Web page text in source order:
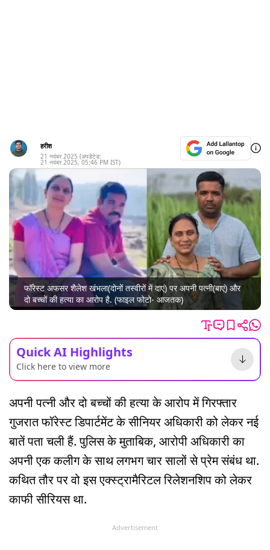
हरीश
21 नवंबर 2025 (अपडेटेड:
21 नवंबर 2025, 05:46 PM IST)
फॉरेस्ट अफसर शैलेश खंभला(दोनों तस्वीरों में दाएं) पर अपनी पत्नी(बाएं) और
दो बच्चों की हत्या का आरोप है. (फाइल फोटो- आजतक)
Quick AI Highlights
Click here to view more
अपनी पत्नी और दो बच्चों की हत्या के आरोप में गिरफ्तार
गुजरात फॉरेस्ट डिपार्टमेंट के सीनियर अधिकारी को लेकर नई
बातें पता चली हैं. पुलिस के मुताबिक, आरोपी अधिकारी का
अपनी एक कलीग के साथ लगभग चार सालों से प्रेम संबंध था.
कथित तौर पर वो इस एक्स्ट्रामैरिटल रिलेशनशिप को लेकर
काफी सीरियस था.
Advertisement